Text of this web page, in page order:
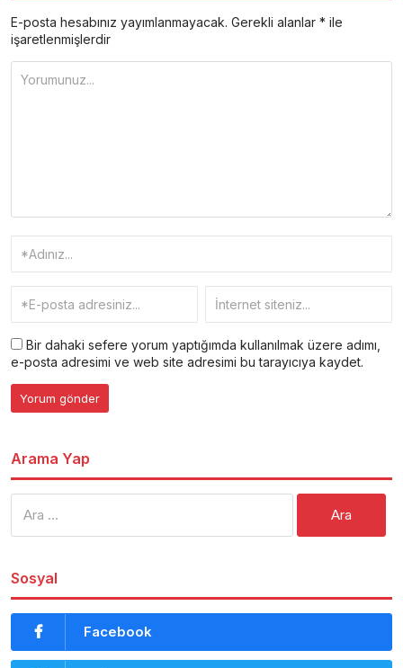
E-posta hesabınız yayımlanmayacak. Gerekli alanlar * ile
işaretlenmişlerdir
Bir dahaki sefere yorum yaptığımda kullanılmak üzere adımı,
e-posta adresimi ve web site adresimi bu tarayıcıya kaydet.
Arama Yap
Sosyal
Facebook